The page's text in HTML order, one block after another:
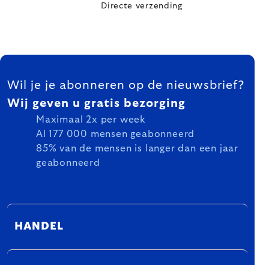
Directe verzending
FOOTER
Wil je je abonneren op de nieuwsbrief?
Wij geven u gratis bezorging
Maximaal 2x per week
Al 177 000 mensen geabonneerd
85% van de mensen is langer dan een jaar
geabonneerd
HANDEL